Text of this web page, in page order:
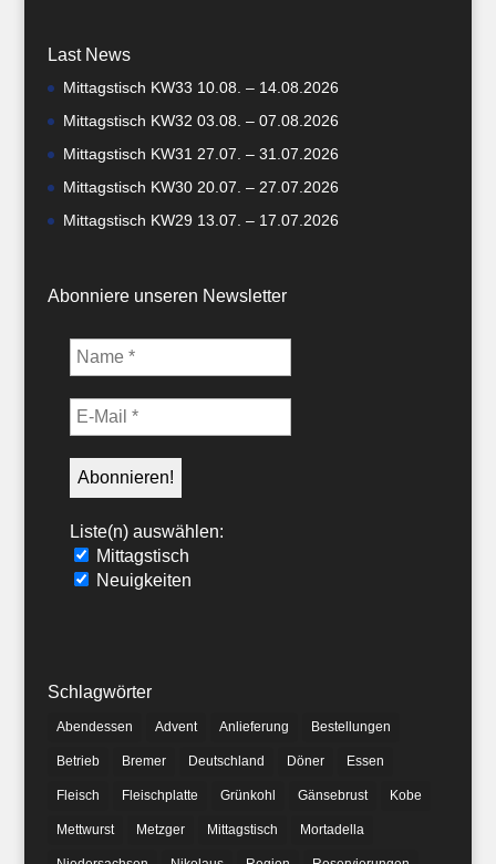
Last News
Mittagstisch KW33 10.08. – 14.08.2026
Mittagstisch KW32 03.08. – 07.08.2026
Mittagstisch KW31 27.07. – 31.07.2026
Mittagstisch KW30 20.07. – 27.07.2026
Mittagstisch KW29 13.07. – 17.07.2026
Abonniere unseren Newsletter
Liste(n) auswählen:
Mittagstisch
Neuigkeiten
Schlagwörter
Abendessen Advent Anlieferung Bestellungen
Betrieb Bremer Deutschland Döner Essen
Fleisch Fleischplatte Grünkohl Gänsebrust Kobe
Mettwurst Metzger Mittagstisch Mortadella